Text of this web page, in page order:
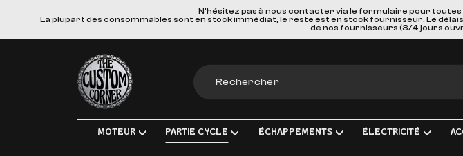
N'hésitez pas à nous contacter via le formulaire pour
La plupart des consommables sont en stock immédiat, le reste est en stock fournisseur. Le
de nos fournisseurs (3/4 jours
The Custom Corner
MOTEUR PARTIE CYCLE ÉCHAPPEMENTS ÉLECTRICITÉ